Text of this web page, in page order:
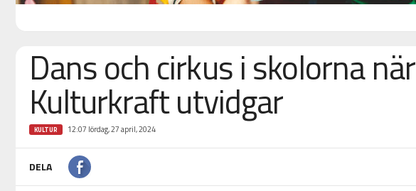
Dans och cirkus i skolorna när
Kulturkraft utvidgar
KULTUR 12:07 lördag, 27 april, 2024
DELA